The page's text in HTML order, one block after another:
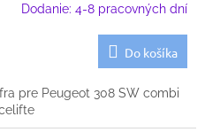
Dodanie: 4-8 pracovných dní
Do košíka
pre Peugeot 308 SW combi